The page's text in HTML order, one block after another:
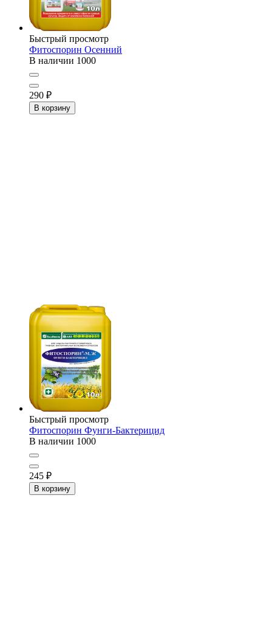
Быстрый просмотр
Фитоспорин Осенний
В наличии 1000
290 ₽
В корзину
Быстрый просмотр
Фитоспорин Фунги-Бактерицид
В наличии 1000
245 ₽
В корзину